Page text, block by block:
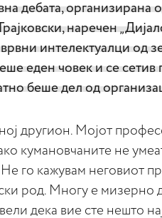
дебата, организирана
наречен
интелектуалци од
еден човек и се
беше дел од
другион. Мојот
кумановчаните не
Не го кажувам неговиот
род. Многу е мизерно
дека вие сте нешто